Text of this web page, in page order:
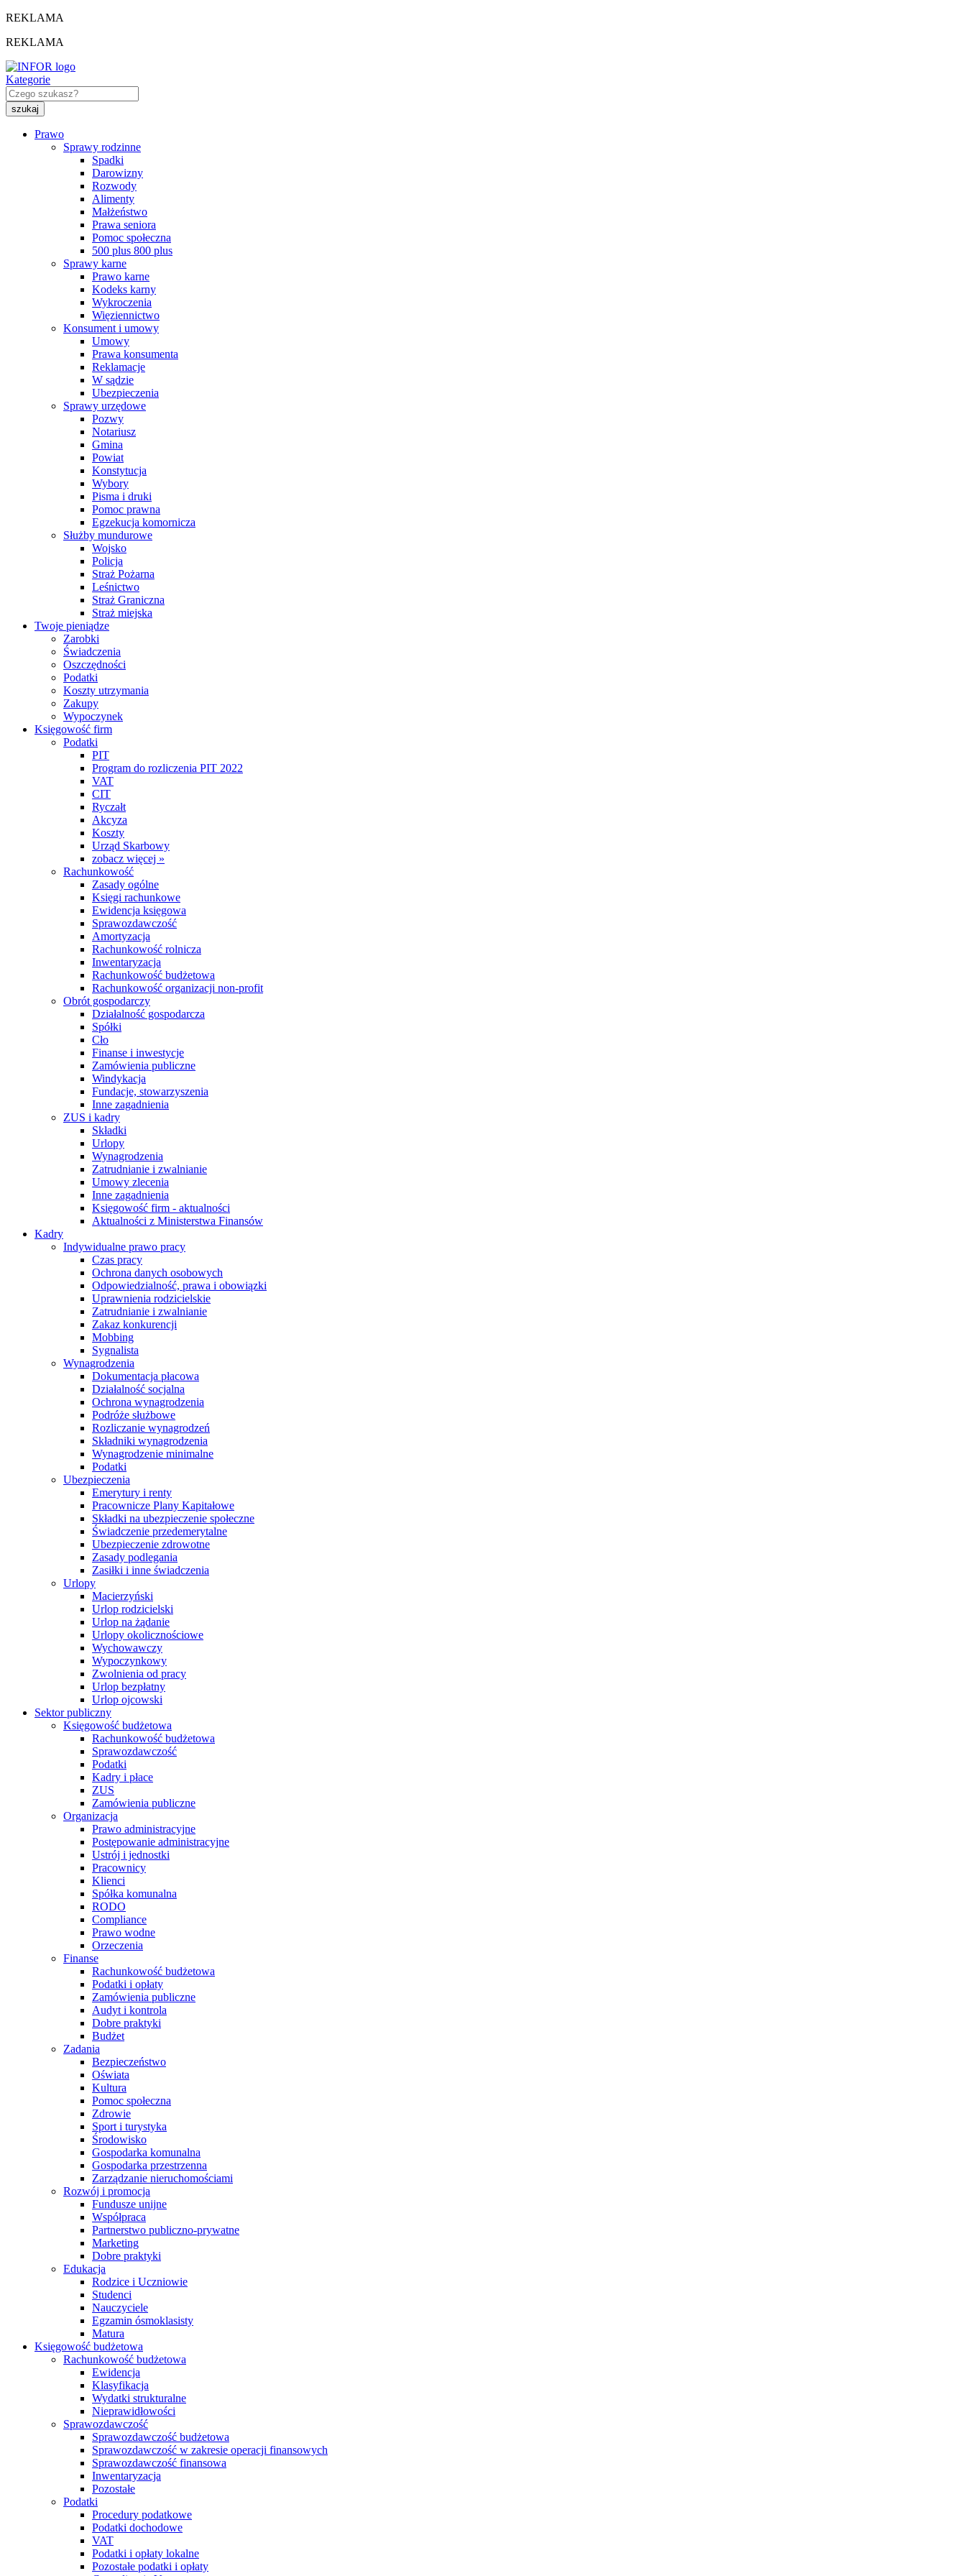
REKLAMA
REKLAMA
Kategorie
Prawo
Sprawy rodzinne
Spadki
Darowizny
Rozwody
Alimenty
Małżeństwo
Prawa seniora
Pomoc społeczna
500 plus 800 plus
Sprawy karne
Prawo karne
Kodeks karny
Wykroczenia
Więziennictwo
Konsument i umowy
Umowy
Prawa konsumenta
Reklamacje
W sądzie
Ubezpieczenia
Sprawy urzędowe
Pozwy
Notariusz
Gmina
Powiat
Konstytucja
Wybory
Pisma i druki
Pomoc prawna
Egzekucja komornicza
Służby mundurowe
Wojsko
Policja
Straż Pożarna
Leśnictwo
Straż Graniczna
Straż miejska
Twoje pieniądze
Zarobki
Świadczenia
Oszczędności
Podatki
Koszty utrzymania
Zakupy
Wypoczynek
Księgowość firm
Podatki
PIT
Program do rozliczenia PIT 2022
VAT
CIT
Ryczałt
Akcyza
Koszty
Urząd Skarbowy
zobacz więcej »
Rachunkowość
Zasady ogólne
Księgi rachunkowe
Ewidencja księgowa
Sprawozdawczość
Amortyzacja
Rachunkowość rolnicza
Inwentaryzacja
Rachunkowość budżetowa
Rachunkowość organizacji non-profit
Obrót gospodarczy
Działalność gospodarcza
Spółki
Cło
Finanse i inwestycje
Zamówienia publiczne
Windykacja
Fundacje, stowarzyszenia
Inne zagadnienia
ZUS i kadry
Składki
Urlopy
Wynagrodzenia
Zatrudnianie i zwalnianie
Umowy zlecenia
Inne zagadnienia
Księgowość firm - aktualności
Aktualności z Ministerstwa Finansów
Kadry
Indywidualne prawo pracy
Czas pracy
Ochrona danych osobowych
Odpowiedzialność, prawa i obowiązki
Uprawnienia rodzicielskie
Zatrudnianie i zwalnianie
Zakaz konkurencji
Mobbing
Sygnalista
Wynagrodzenia
Dokumentacja płacowa
Działalność socjalna
Ochrona wynagrodzenia
Podróże służbowe
Rozliczanie wynagrodzeń
Składniki wynagrodzenia
Wynagrodzenie minimalne
Podatki
Ubezpieczenia
Emerytury i renty
Pracownicze Plany Kapitałowe
Składki na ubezpieczenie społeczne
Świadczenie przedemerytalne
Ubezpieczenie zdrowotne
Zasady podlegania
Zasiłki i inne świadczenia
Urlopy
Macierzyński
Urlop rodzicielski
Urlop na żądanie
Urlopy okolicznościowe
Wychowawczy
Wypoczynkowy
Zwolnienia od pracy
Urlop bezpłatny
Urlop ojcowski
Sektor publiczny
Księgowość budżetowa
Rachunkowość budżetowa
Sprawozdawczość
Podatki
Kadry i płace
ZUS
Zamówienia publiczne
Organizacja
Prawo administracyjne
Postępowanie administracyjne
Ustrój i jednostki
Pracownicy
Klienci
Spółka komunalna
RODO
Compliance
Prawo wodne
Orzeczenia
Finanse
Rachunkowość budżetowa
Podatki i opłaty
Zamówienia publiczne
Audyt i kontrola
Dobre praktyki
Budżet
Zadania
Bezpieczeństwo
Oświata
Kultura
Pomoc społeczna
Zdrowie
Sport i turystyka
Środowisko
Gospodarka komunalna
Gospodarka przestrzenna
Zarządzanie nieruchomościami
Rozwój i promocja
Fundusze unijne
Współpraca
Partnerstwo publiczno-prywatne
Marketing
Dobre praktyki
Edukacja
Rodzice i Uczniowie
Studenci
Nauczyciele
Egzamin ósmoklasisty
Matura
Księgowość budżetowa
Rachunkowość budżetowa
Ewidencja
Klasyfikacja
Wydatki strukturalne
Nieprawidłowości
Sprawozdawczość
Sprawozdawczość budżetowa
Sprawozdawczość w zakresie operacji finansowych
Sprawozdawczość finansowa
Inwentaryzacja
Pozostałe
Podatki
Procedury podatkowe
Podatki dochodowe
VAT
Podatki i opłaty lokalne
Pozostałe podatki i opłaty